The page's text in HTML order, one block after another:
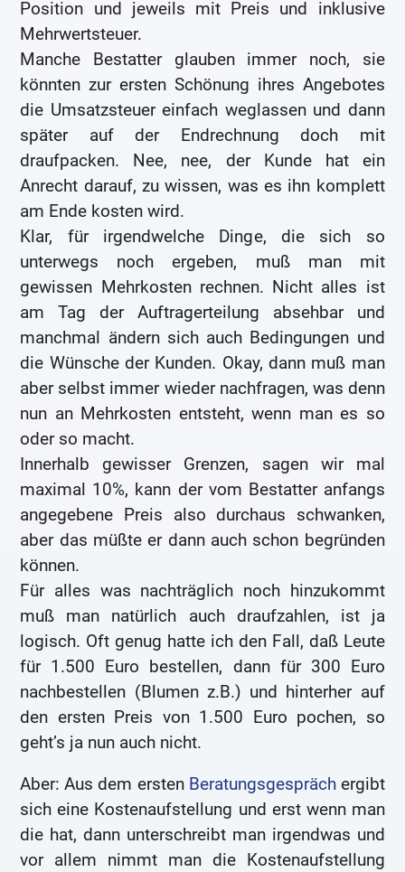
Position und jeweils mit Preis und inklusive
Mehrwertsteuer.
Manche Bestatter glauben immer noch, sie
könnten zur ersten Schönung ihres Angebotes
die Umsatzsteuer einfach weglassen und dann
später auf der Endrechnung doch mit
draufpacken. Nee, nee, der Kunde hat ein
Anrecht darauf, zu wissen, was es ihn komplett
am Ende kosten wird.
Klar, für irgendwelche Dinge, die sich so
unterwegs noch ergeben, muß man mit
gewissen Mehrkosten rechnen. Nicht alles ist
am Tag der Auftragerteilung absehbar und
manchmal ändern sich auch Bedingungen und
die Wünsche der Kunden. Okay, dann muß man
aber selbst immer wieder nachfragen, was denn
nun an Mehrkosten entsteht, wenn man es so
oder so macht.
Innerhalb gewisser Grenzen, sagen wir mal
maximal 10%, kann der vom Bestatter anfangs
angegebene Preis also durchaus schwanken,
aber das müßte er dann auch schon begründen
können.
Für alles was nachträglich noch hinzukommt
muß man natürlich auch draufzahlen, ist ja
logisch. Oft genug hatte ich den Fall, daß Leute
für 1.500 Euro bestellen, dann für 300 Euro
nachbestellen (Blumen z.B.) und hinterher auf
den ersten Preis von 1.500 Euro pochen, so
geht’s ja nun auch nicht.
Aber: Aus dem ersten Beratungsgesprächergibt
sich eine Kostenaufstellung und erst wenn man
die hat, dann unterschreibt man irgendwas und
vor allem nimmt man die Kostenaufstellung